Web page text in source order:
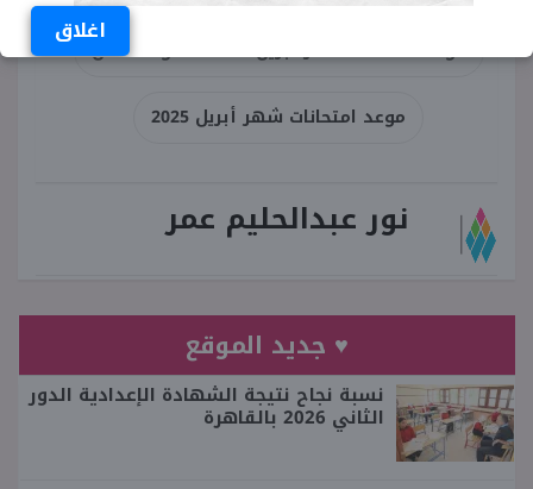
اغلاق
موعد امتحانات شهر أبريل 2025 لصفوف النقل
موعد امتحانات شهر أبريل 2025
نور عبدالحليم عمر
♥ جديد الموقع
نسبة نجاح نتيجة الشهادة الإعدادية الدور
الثاني 2026 بالقاهرة